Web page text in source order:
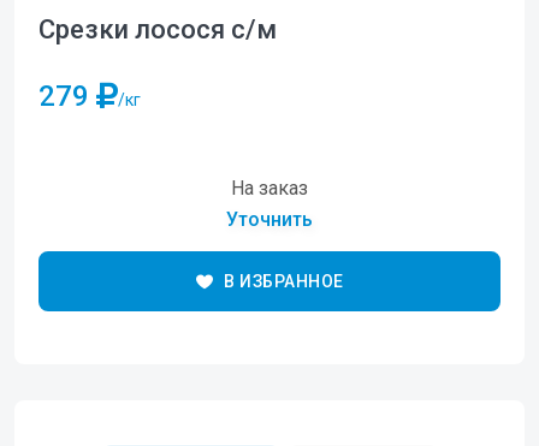
Срезки лосося с/м
279 /кг
На заказ
Уточнить
В ИЗБРАННОЕ